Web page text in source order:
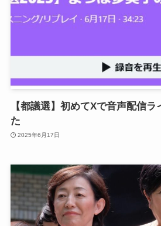
【都議選】初めてXで音声配信
た
2025年6月17日